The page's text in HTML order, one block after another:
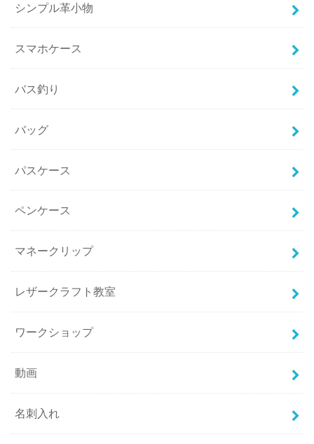
シンプル革小物
スマホケース
バス釣り
バッグ
パスケース
ペンケース
マネークリップ
レザークラフト教室
ワークショップ
動画
名刺入れ